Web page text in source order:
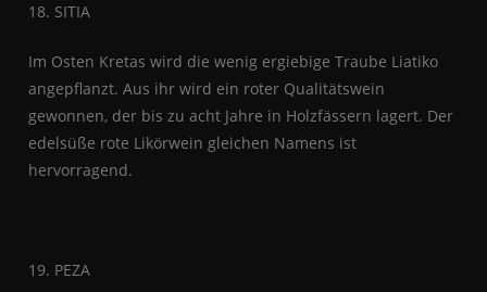
18. SITIA
Im Osten Kretas wird die wenig ergiebige Traube Liatiko
angepflanzt. Aus ihr wird ein roter Qualitätswein
gewonnen, der bis zu acht Jahre in Holzfässern lagert. Der
edelsüße rote Likörwein gleichen Namens ist
hervorragend.
19. PEZA